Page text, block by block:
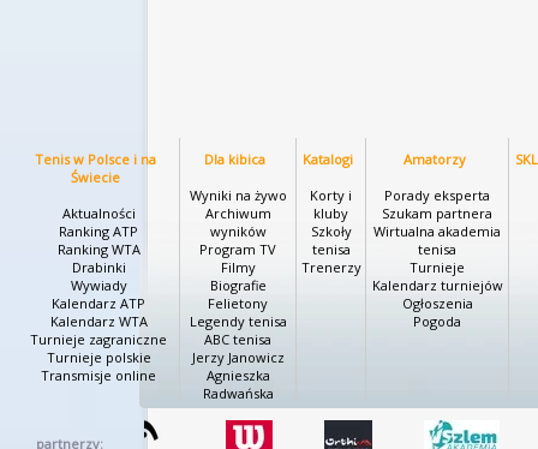
Tenis w Polsce i na
Świecie
Aktualności
Ranking ATP
Ranking WTA
Drabinki
Wywiady
Kalendarz ATP
Kalendarz WTA
Turnieje zagraniczne
Turnieje polskie
Transmisje online
Dla kibica
Wyniki na żywo
Archiwum
wyników
Program TV
Filmy
Biografie
Felietony
Legendy tenisa
ABC tenisa
Jerzy Janowicz
Agnieszka
Radwańska
Katalogi
Korty i
kluby
Szkoły
tenisa
Trenerzy
Amatorzy
Porady eksperta
Szukam partnera
Wirtualna akademia
tenisa
Turnieje
Kalendarz turniejów
Ogłoszenia
Pogoda
partnerzy: